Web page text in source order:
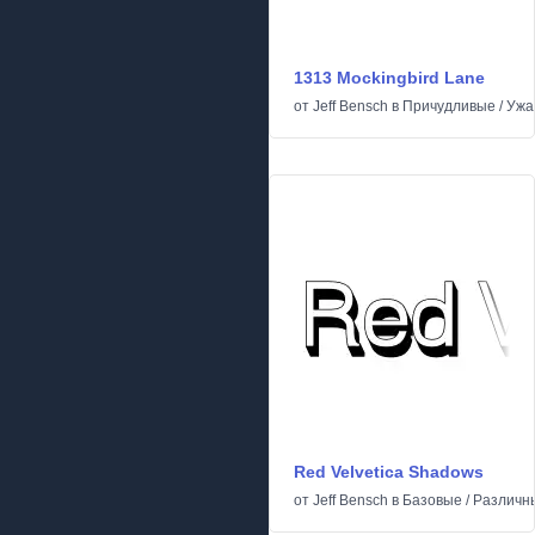
1313 Mockingbird Lane
от Jeff Bensch в Причудливые /
Red Velvetica Shadows
от Jeff Bensch в Базовые /